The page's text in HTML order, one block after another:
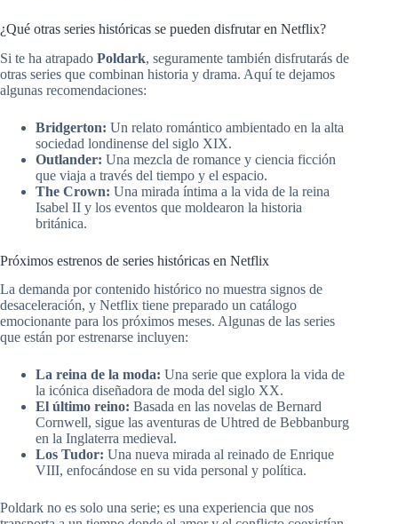
¿Qué otras series históricas se pueden disfrutar en Netflix?
Si te ha atrapado Poldark, seguramente también disfrutarás de
otras series que combinan historia y drama. Aquí te dejamos
algunas recomendaciones:
Bridgerton: Un relato romántico ambientado en la alta
sociedad londinense del siglo XIX.
Outlander: Una mezcla de romance y ciencia ficción
que viaja a través del tiempo y el espacio.
The Crown: Una mirada íntima a la vida de la reina
Isabel II y los eventos que moldearon la historia
británica.
Próximos estrenos de series históricas en Netflix
La demanda por contenido histórico no muestra signos de
desaceleración, y Netflix tiene preparado un catálogo
emocionante para los próximos meses. Algunas de las series
que están por estrenarse incluyen:
La reina de la moda: Una serie que explora la vida de
la icónica diseñadora de moda del siglo XX.
El último reino: Basada en las novelas de Bernard
Cornwell, sigue las aventuras de Uhtred de Bebbanburg
en la Inglaterra medieval.
Los Tudor: Una nueva mirada al reinado de Enrique
VIII, enfocándose en su vida personal y política.
Poldark no es solo una serie; es una experiencia que nos